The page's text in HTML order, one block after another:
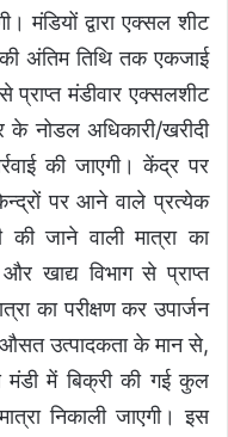
मंडियों द्वारा एक्सल शीट
अंतिम तिथि तक एकजाई
प्राप्त मंडीवार एक्सलशीट
के नोडल अधिकारी/खरीदी
की जाएगी। केंद्र पर
केन्द्रों पर आने वाले प्रत्येक
जाने वाली मात्रा का
खाद्य विभाग से प्राप्त
का परीक्षण कर उपार्जन
औसत उत्पादकता के मान से,
मंडी में बिक्री की गई कुल
निकाली जाएगी। इस